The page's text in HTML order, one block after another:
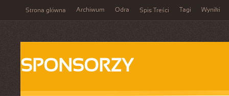
Strona główna Archiwum Odra Spis Treści Tagi Wyniki
SPONSORZY